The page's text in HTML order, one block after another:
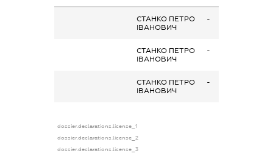
СТАНКО ПЕТРО
ІВАНОВИЧ
-
СТАНКО ПЕТРО
ІВАНОВИЧ
-
СТАНКО ПЕТРО
ІВАНОВИЧ
-
dossier.declarations.license_1
dossier.declarations.license_2
dossier.declarations.license_3